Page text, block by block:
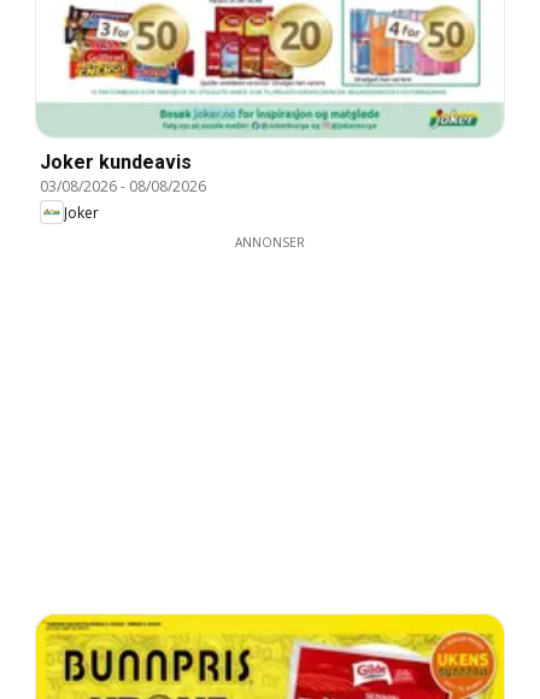
Joker kundeavis
03/08/2026- 08/08/2026
Joker
ANNONSER